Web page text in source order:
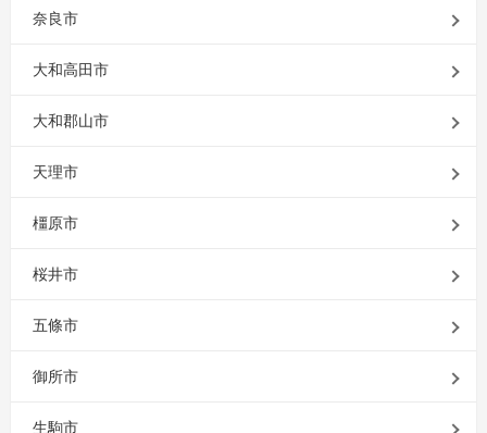
奈良市
大和高田市
大和郡山市
天理市
橿原市
桜井市
五條市
御所市
生駒市